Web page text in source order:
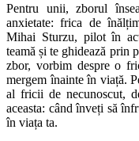
Pentru unii, zborul
anxietate: frica de
Mihai Sturzu, pilot în
teamă și te ghidează prin
zbor, vorbim despre o
mergem înainte în viață.
al fricii de necunoscut,
aceasta: când înveți să
în viața ta.